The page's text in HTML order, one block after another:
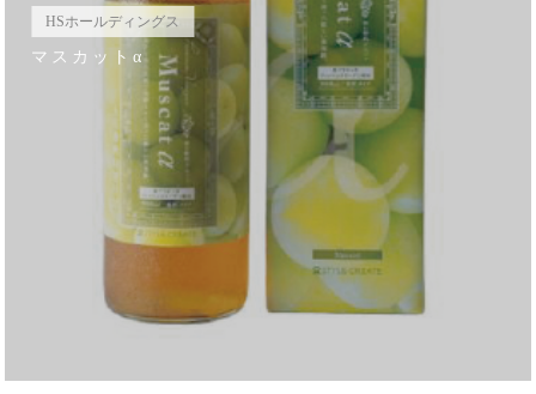
HSホールディングス
マスカットα